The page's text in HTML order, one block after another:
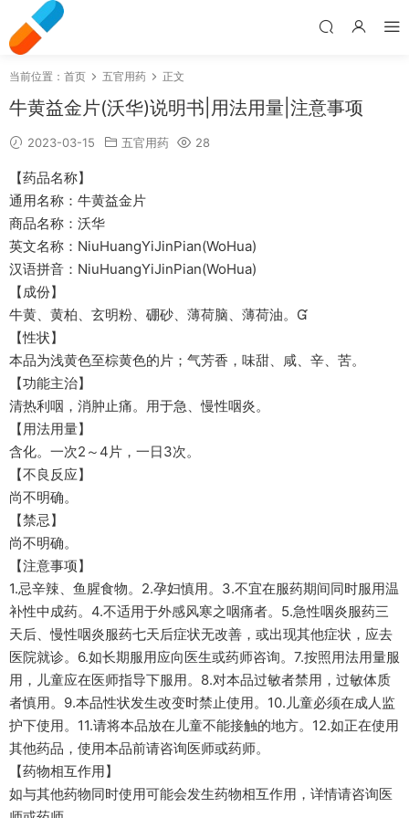
当前位置： 首页 五官用药 正文
牛黄益金片(沃华)说明书|用法用量|注意事项
2023-03-15 五官用药 28
【药品名称】
通用名称：牛黄益金片
商品名称：沃华
英文名称：NiuHuangYiJinPian(WoHua)
汉语拼音：NiuHuangYiJinPian(WoHua)
【成份】
牛黄、黄柏、玄明粉、硼砂、薄荷脑、薄荷油。
【性状】
本品为浅黄色至棕黄色的片；气芳香，味甜、咸、辛、苦。
【功能主治】
清热利咽，消肿止痛。用于急、慢性咽炎。
【用法用量】
含化。一次2～4片，一日3次。
【不良反应】
尚不明确。
【禁忌】
尚不明确。
【注意事项】
1.忌辛辣、鱼腥食物。2.孕妇慎用。3.不宜在服药期间同时服用温
补性中成药。4.不适用于外感风寒之咽痛者。5.急性咽炎服药三
天后、慢性咽炎服药七天后症状无改善，或出现其他症状，应去
医院就诊。6.如长期服用应向医生或药师咨询。7.按照用法用量服
用，儿童应在医师指导下服用。8.对本品过敏者禁用，过敏体质
者慎用。9.本品性状发生改变时禁止使用。10.儿童必须在成人监
护下使用。11.请将本品放在儿童不能接触的地方。12.如正在使用
其他药品，使用本品前请咨询医师或药师。
【药物相互作用】
如与其他药物同时使用可能会发生药物相互作用，详情请咨询医